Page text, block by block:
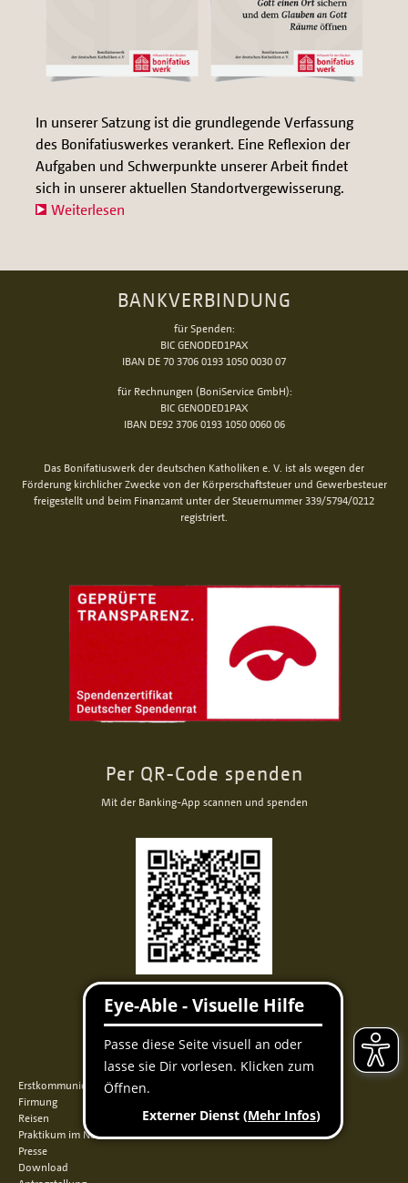
In unserer Satzung ist die grundlegende Verfassung
des Bonifatiuswerkes verankert. Eine Reflexion der
Aufgaben und Schwerpunkte unserer Arbeit findet
sich in unserer aktuellen Standortvergewisserung.
Weiterlesen
BANKVERBINDUNG
für Spenden:
BIC GENODED1PAX
IBAN DE 70 3706 0193 1050 0030 07
für Rechnungen (BoniService GmbH):
BIC GENODED1PAX
IBAN DE92 3706 0193 1050 0060 06
Das Bonifatiuswerk der deutschen Katholiken e. V. ist als wegen der
Förderung kirchlicher Zwecke von der Körperschaftsteuer und Gewerbesteuer
freigestellt und beim Finanzamt unter der Steuernummer 339/5794/0212
registriert.
Per QR-Code spenden
Mit der Banking-App scannen und spenden
FacebookInstagramYoutube
QUICKLINKS
Erstkommunion
Firmung
Reisen
Praktikum im Norden
Presse
Download